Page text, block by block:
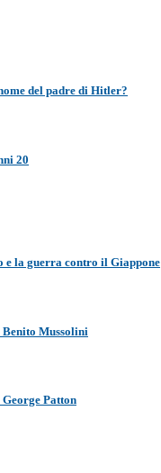
del padre di Hitler?
20
e la guerra contro il Giappone
Mussolini
Patton